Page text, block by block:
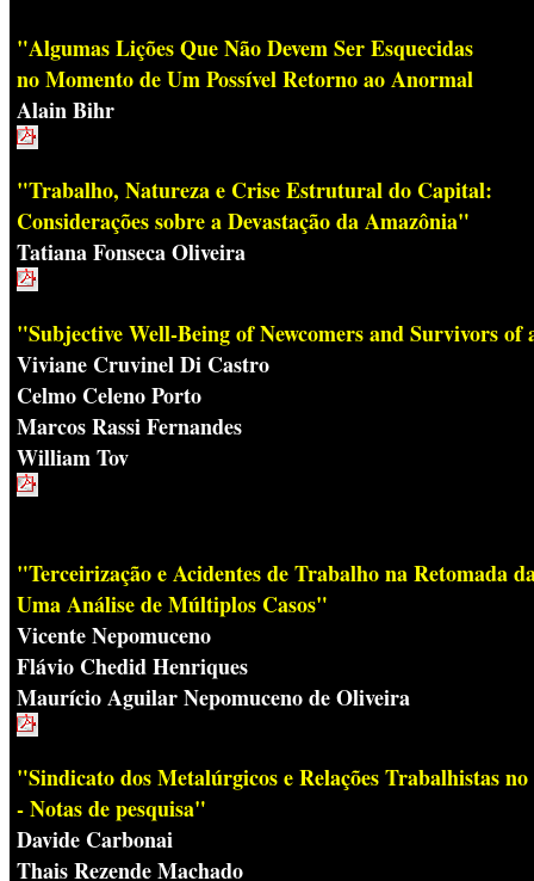
"Algumas Lições Que Não Devem Ser Esquecidas
no Momento de Um Possível Retorno ao Anormal
Alain Bihr
"Trabalho, Natureza e Crise Estrutural do Capital:
Considerações sobre a Devastação da Amazônia"
Tatiana Fonseca Oliveira
"Subjective Well-Being of Newcomers and Survivors of
Viviane Cruvinel Di Castro
Celmo Celeno Porto
Marcos Rassi Fernandes
William Tov
"Terceirização e Acidentes de Trabalho na Retomada
Uma Análise de Múltiplos Casos"
Vicente Nepomuceno
Flávio Chedid Henriques
Maurício Aguilar Nepomuceno de Oliveira
"Sindicato dos Metalúrgicos e Relações Trabalhistas
- Notas de pesquisa"
Davide Carbonai
Thais Rezende Machado